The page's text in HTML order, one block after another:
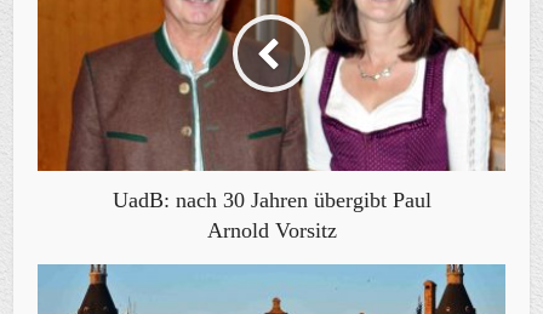
UadB: nach 30 Jahren übergibt Paul
Arnold Vorsitz